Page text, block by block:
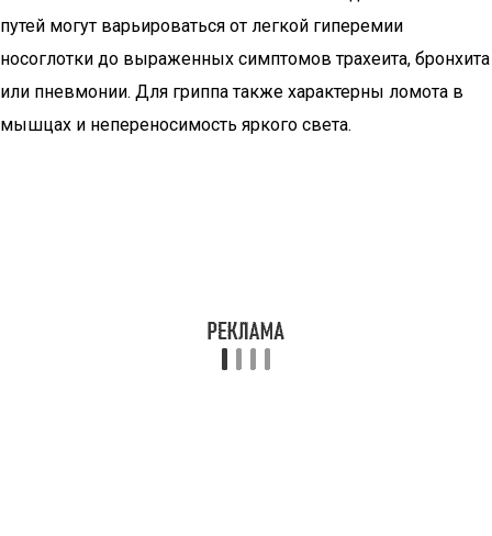
путей могут варьироваться от легкой гиперемии
носоглотки до выраженных симптомов трахеита, бронхита
или пневмонии. Для гриппа также характерны ломота в
мышцах и непереносимость яркого света.